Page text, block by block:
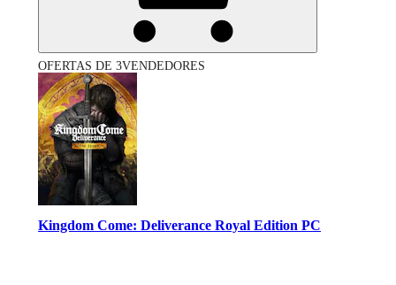
OFERTAS DE 3VENDEDORES
Kingdom Come: Deliverance Royal Edition PC